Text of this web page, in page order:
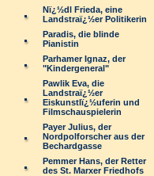
Nï¿½dl Frieda, eine
Landstraï¿½er Politikerin
Paradis, die blinde
Pianistin
Parhamer Ignaz, der
"Kindergeneral"
Pawlik Eva, die
Landstraï¿½er
Eiskunstlï¿½uferin und
Filmschauspielerin
Payer Julius, der
Nordpolforscher aus der
Bechardgasse
Pemmer Hans, der Retter
des St. Marxer Friedhofs